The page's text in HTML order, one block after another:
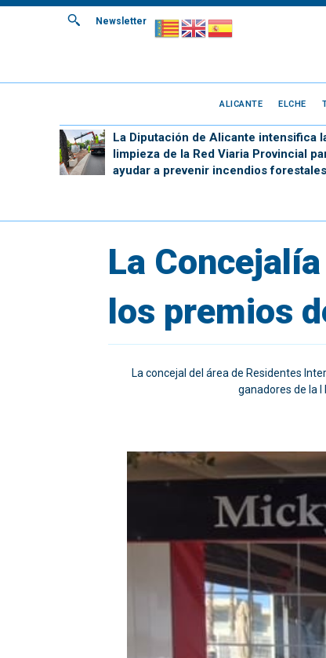
Newsletter
ALICANTE ELCHE
La Diputación de Alicante intensifica
limpieza de la Red Viaria Provincial
ayudar a prevenir incendios forestales
La
los premios
La concejal del área de Residentes
ganadores de la I